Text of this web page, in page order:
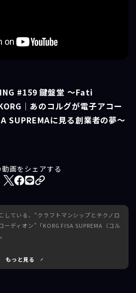
#159 鍵盤堂 ～Fati
｜あのコルグが電子アコー
SUPREMAに見る創業者の夢～
動画をシェアする
している、“クラフトマンシップとテクノロ
ディオン”「KORG FISA SUPREMA（コル
ンの企画や開発、さらにプロジェクトリー
（ファティ・フェヒミユ）氏による徹底解
の杉山卓氏によるデモンストレーション
もっと見る